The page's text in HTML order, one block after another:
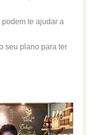
te ajudar a
seu plano para ter